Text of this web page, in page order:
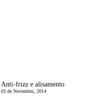
Anti-frizz e alisamento
03 de Novembro, 2014